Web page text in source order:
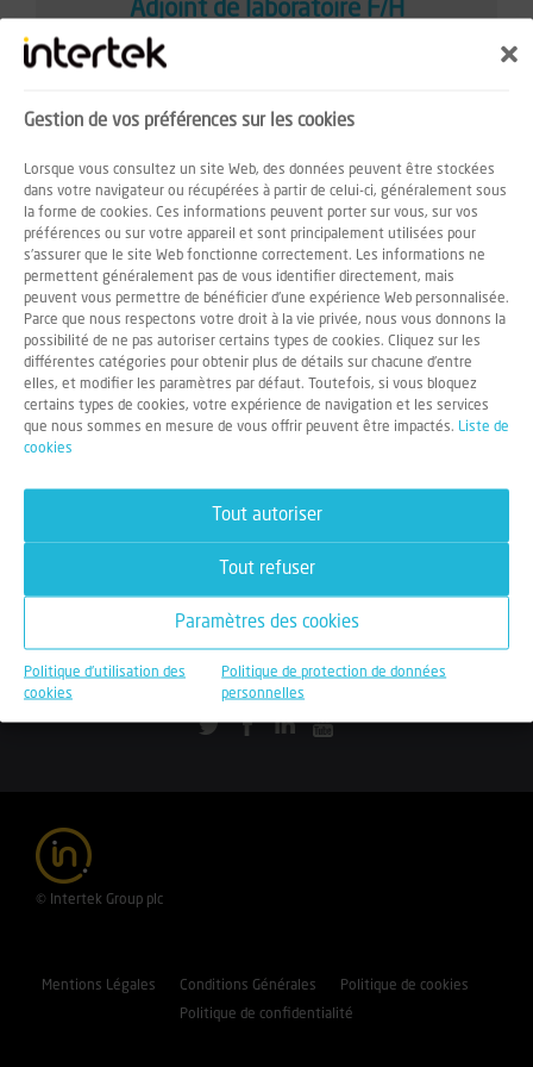
Gestion de vos préférences sur les cookies
Lorsque vous consultez un site Web, des données peuvent être stockées
dans votre navigateur ou récupérées à partir de celui-ci, généralement sous
la forme de cookies. Ces informations peuvent porter sur vous, sur vos
préférences ou sur votre appareil et sont principalement utilisées pour
s'assurer que le site Web fonctionne correctement. Les informations ne
permettent généralement pas de vous identifier directement, mais
peuvent vous permettre de bénéficier d'une expérience Web personnalisée.
Parce que nous respectons votre droit à la vie privée, nous vous donnons la
possibilité de ne pas autoriser certains types de cookies. Cliquez sur les
différentes catégories pour obtenir plus de détails sur chacune d'entre
elles, et modifier les paramètres par défaut. Toutefois, si vous bloquez
certains types de cookies, votre expérience de navigation et les services
que nous sommes en mesure de vous offrir peuvent être impactés. Liste de
cookies
Tout autoriser
Tout refuser
Paramètres des cookies
Politique d'utilisation des
cookies
Politique de protection de données
personnelles
Adjoint de laboratoire F/H
Martigues (13)
Technicien de Laboratoire Chimiste F/H
CDI
Gonfreville L'Orcher (76)
Travailler chez Intertek
Rechercher une offre
Toutes nos opportunités
Candidature spontanée
© Intertek Group plc
Mentions Légales Conditions Générales
Politique de cookies
Politique de confidentialité